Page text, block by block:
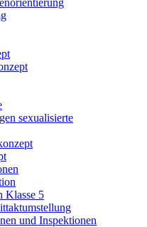
sexualisierte
Klasse 5
und Inspektionen